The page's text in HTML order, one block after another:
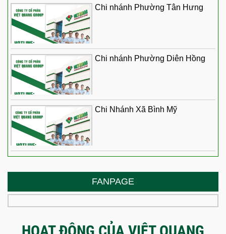
Chi nhánh Phường Tân Hưng
Chi nhánh Phường Diên Hồng
Chi Nhánh Xã Bình Mỹ
FANPAGE